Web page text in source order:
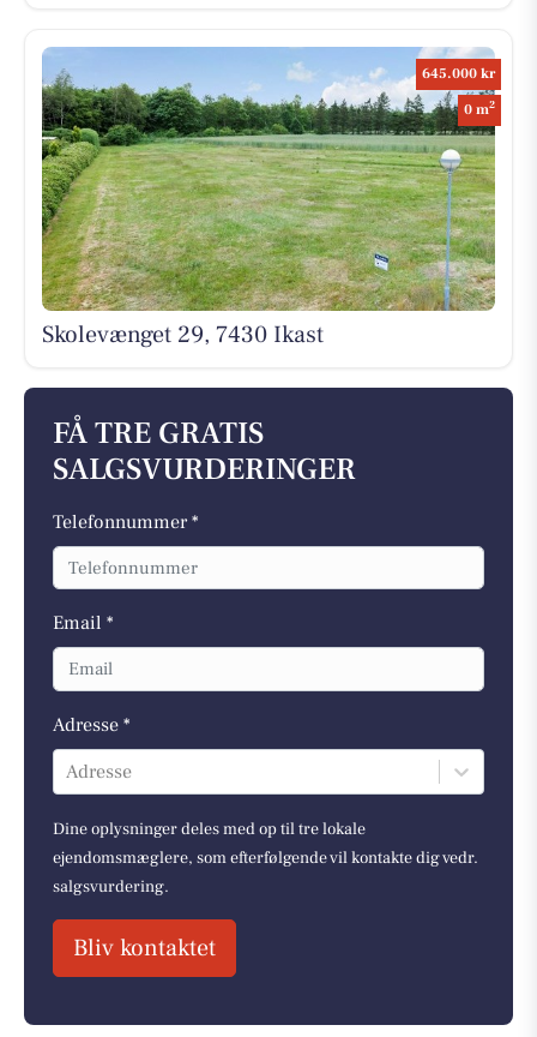
645.000 kr
0 m2
Skolevænget 29, 7430 Ikast
FÅ TRE GRATIS
SALGSVURDERINGER
Telefonnummer *
Email *
Adresse *
Adresse
Dine oplysninger deles med op til tre lokale
ejendomsmæglere, som efterfølgende vil kontakte dig vedr.
salgsvurdering.
Bliv kontaktet